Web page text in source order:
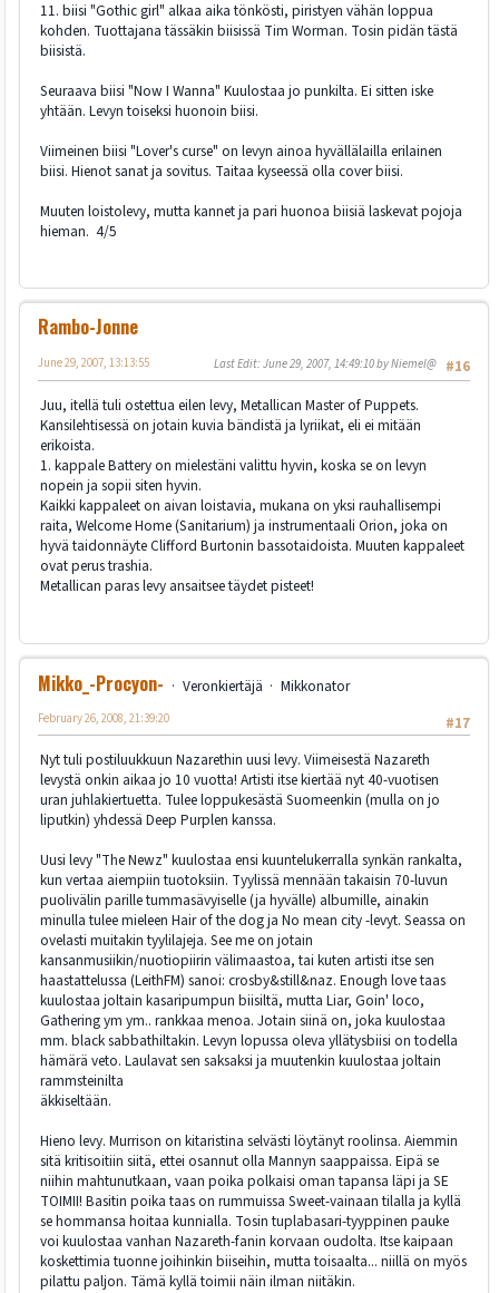
11. biisi "Gothic girl" alkaa aika tönkösti, piristyen vähän loppua
kohden. Tuottajana tässäkin biisissä Tim Worman. Tosin pidän tästä
biisistä.
Seuraava biisi "Now I Wanna" Kuulostaa jo punkilta. Ei sitten iske
yhtään. Levyn toiseksi huonoin biisi.
Viimeinen biisi "Lover's curse" on levyn ainoa hyvällälailla erilainen
biisi. Hienot sanat ja sovitus. Taitaa kyseessä olla cover biisi.
Muuten loistolevy, mutta kannet ja pari huonoa biisiä laskevat pojoja
hieman. 4/5
Rambo-Jonne
#16
June 29, 2007, 13:13:55 Last Edit: June 29, 2007, 14:49:10 by Niemel@
Juu, itellä tuli ostettua eilen levy, Metallican Master of Puppets.
Kansilehtisessä on jotain kuvia bändistä ja lyriikat, eli ei mitään
erikoista.
1. kappale Battery on mielestäni valittu hyvin, koska se on levyn
nopein ja sopii siten hyvin.
Kaikki kappaleet on aivan loistavia, mukana on yksi rauhallisempi
raita, Welcome Home (Sanitarium) ja instrumentaali Orion, joka on
hyvä taidonnäyte Clifford Burtonin bassotaidoista. Muuten kappaleet
ovat perus trashia.
Metallican paras levy ansaitsee täydet pisteet!
Mikko_-Procyon- Veronkiertäjä
Mikkonator
#17
February 26, 2008, 21:39:20
Nyt tuli postiluukkuun Nazarethin uusi levy. Viimeisestä Nazareth
levystä onkin aikaa jo 10 vuotta! Artisti itse kiertää nyt 40-vuotisen
uran juhlakiertuetta. Tulee loppukesästä Suomeenkin (mulla on jo
liputkin) yhdessä Deep Purplen kanssa.
Uusi levy "The Newz" kuulostaa ensi kuuntelukerralla synkän rankalta,
kun vertaa aiempiin tuotoksiin. Tyylissä mennään takaisin 70-luvun
puolivälin parille tummasävyiselle (ja hyvälle) albumille, ainakin
minulla tulee mieleen Hair of the dog ja No mean city -levyt. Seassa on
ovelasti muitakin tyylilajeja. See me on jotain
kansanmusiikin/nuotiopiirin välimaastoa, tai kuten artisti itse sen
haastattelussa (LeithFM) sanoi: crosby&still&naz. Enough love taas
kuulostaa joltain kasaripumpun biisiltä, mutta Liar, Goin' loco,
Gathering ym ym.. rankkaa menoa. Jotain siinä on, joka kuulostaa
mm. black sabbathiltakin. Levyn lopussa oleva yllätysbiisi on todella
hämärä veto. Laulavat sen saksaksi ja muutenkin kuulostaa joltain
rammsteinilta
äkkiseltään.
Hieno levy. Murrison on kitaristina selvästi löytänyt roolinsa. Aiemmin
sitä kritisoitiin siitä, ettei osannut olla Mannyn saappaissa. Eipä se
niihin mahtunutkaan, vaan poika polkaisi oman tapansa läpi ja SE
TOIMII! Basitin poika taas on rummuissa Sweet-vainaan tilalla ja kyllä
se hommansa hoitaa kunnialla. Tosin tuplabasari-tyyppinen pauke
voi kuulostaa vanhan Nazareth-fanin korvaan oudolta. Itse kaipaan
koskettimia tuonne joihinkin biiseihin, mutta toisaalta... niillä on myös
pilattu paljon. Tämä kyllä toimii näin ilman niitäkin.